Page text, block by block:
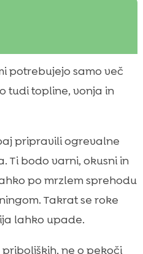
poslastice pozimi
priboljškov
zimske recepte, ki jih
in ovsom: recept za
iz pečice: zimska
potrebujejo samo več
tudi topline, vonja in
pripravili ogrevalne
Ti bodo varni, okusni in
po mrzlem sprehodu
Takrat se roke
lahko upade.
ne o pekoči